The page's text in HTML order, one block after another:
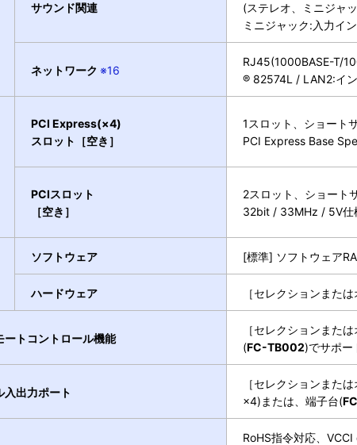
サウンド関連
(ステレオ、ミニジャ
ミニジャック:入力イ
ネットワーク ※16
RJ45(1000BASE-T/
® 82574L / LAN2:イ
PCI Express(×4)
スロット［空き］
1スロット、ショート
PCI Express Base
PCIスロット
［空き］
2スロット、ショート
32bit / 33MHz / 5V仕
ソフトウェア [標準] ソフトウェア
ハードウェア ［セレクションまた
ートコントロール機能
［セレクションまた
(FC-TB002)でサポー
入出力ポート
［セレクションまた
×4)または、端子台(
RoHS指令対応、